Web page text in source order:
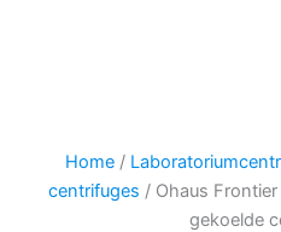
Home /
centrifuges / Ohaus
gekoelde